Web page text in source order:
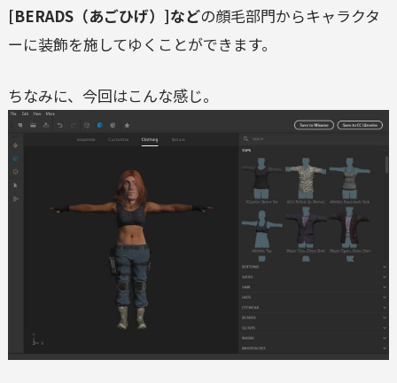
[BERADS（あごひげ）]などの顔毛部門からキャラクタ
ーに装飾を施してゆくことができます。
ちなみに、今回はこんな感じ。